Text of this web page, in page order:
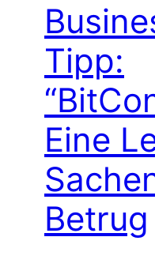
Tipp:
Eine
Betrug